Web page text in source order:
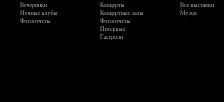
Вечеринки
Ночные клубы
Фотоотчеты
Концерты
Концертные залы
Фотоотчёты
Интервью
Гастроли
Все выставки
Музеи